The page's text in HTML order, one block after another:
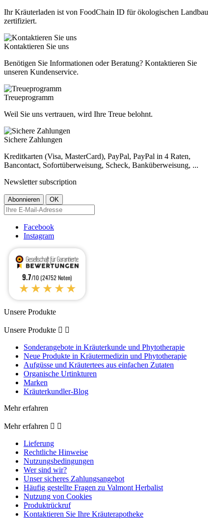
Ihr Kräuterladen ist von FoodChain ID für ökologischen Landbau
zertifiziert.
Kontaktieren Sie uns
Benötigen Sie Informationen oder Beratung? Kontaktieren Sie
unseren Kundenservice.
Treueprogramm
Weil Sie uns vertrauen, wird Ihre Treue belohnt.
Sichere Zahlungen
Kreditkarten (Visa, MasterCard), PayPal, PayPal in 4 Raten,
Bancontact, Sofortüberweisung, Scheck, Banküberweisung, ...
Newsletter subscription
Facebook
Instagram
9.7/10 (24752 Noten)
★★★★★
Unsere Produkte
Unsere Produkte  
Sonderangebote in Kräuterkunde und Phytotherapie
Neue Produkte in Kräutermedizin und Phytotherapie
Aufgüsse und Kräutertees aus einfachen Zutaten
Organische Urtinkturen
Marken
Kräuterkundler-Blog
Mehr erfahren
Mehr erfahren  
Lieferung
Rechtliche Hinweise
Nutzungsbedingungen
Wer sind wir?
Unser sicheres Zahlungsangebot
Häufig gestellte Fragen zu Valmont Herbalist
Nutzung von Cookies
Produktrückruf
Kontaktieren Sie Ihre Kräuterapotheke